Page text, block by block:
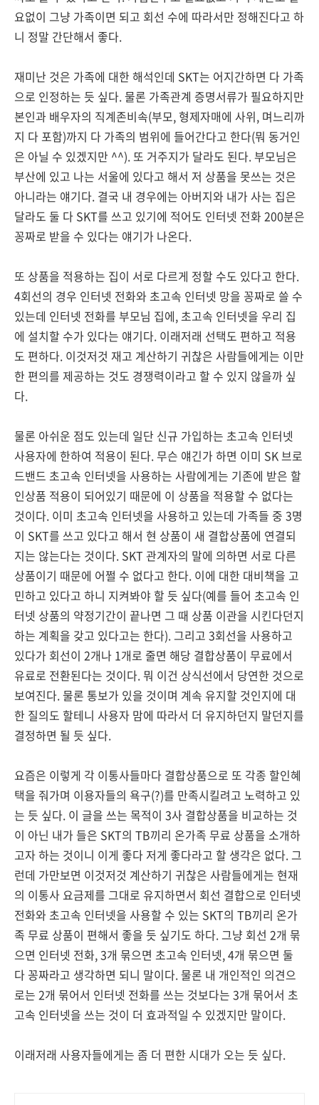
요없이 그냥 가족이면 되고 회선 수에 따라서만 정해진다고 하
니 정말 간단해서 좋다.
재미난 것은 가족에 대한 해석인데 SKT는 어지간하면 다 가족
으로 인정하는 듯 싶다. 물론 가족관계 증명서류가 필요하지만
본인과 배우자의 직계존비속(부모, 형제자매에 사위, 며느리까
지 다 포함)까지 다 가족의 범위에 들어간다고 한다(뭐 동거인
은 아닐 수 있겠지만 ^^). 또 거주지가 달라도 된다. 부모님은
부산에 있고 나는 서울에 있다고 해서 저 상품을 못쓰는 것은
아니라는 얘기다. 결국 내 경우에는 아버지와 내가 사는 집은
달라도 둘 다 SKT를 쓰고 있기에 적어도 인터넷 전화 200분은
꽁짜로 받을 수 있다는 얘기가 나온다.
또 상품을 적용하는 집이 서로 다르게 정할 수도 있다고 한다.
4회선의 경우 인터넷 전화와 초고속 인터넷 망을 꽁짜로 쓸 수
있는데 인터넷 전화를 부모님 집에, 초고속 인터넷을 우리 집
에 설치할 수가 있다는 얘기다. 이래저래 선택도 편하고 적용
도 편하다. 이것저것 재고 계산하기 귀찮은 사람들에게는 이만
한 편의를 제공하는 것도 경쟁력이라고 할 수 있지 않을까 싶
다.
물론 아쉬운 점도 있는데 일단 신규 가입하는 초고속 인터넷
사용자에 한하여 적용이 된다. 무슨 얘긴가 하면 이미 SK 브로
드밴드 초고속 인터넷을 사용하는 사람에게는 기존에 받은 할
인상품 적용이 되어있기 때문에 이 상품을 적용할 수 없다는
것이다. 이미 초고속 인터넷을 사용하고 있는데 가족들 중 3명
이 SKT를 쓰고 있다고 해서 현 상품이 새 결합상품에 연결되
지는 않는다는 것이다. SKT 관계자의 말에 의하면 서로 다른
상품이기 때문에 어쩔 수 없다고 한다. 이에 대한 대비책을 고
민하고 있다고 하니 지켜봐야 할 듯 싶다(예를 들어 초고속 인
터넷 상품의 약정기간이 끝나면 그 때 상품 이관을 시킨다던지
하는 계획을 갖고 있다고는 한다). 그리고 3회선을 사용하고
있다가 회선이 2개나 1개로 줄면 해당 결합상품이 무료에서
유료로 전환된다는 것이다. 뭐 이건 상식선에서 당연한 것으로
보여진다. 물론 통보가 있을 것이며 계속 유지할 것인지에 대
한 질의도 할테니 사용자 맘에 따라서 더 유지하던지 말던지를
결정하면 될 듯 싶다.
요즘은 이렇게 각 이통사들마다 결합상품으로 또 각종 할인혜
택을 줘가며 이용자들의 욕구(?)를 만족시킬려고 노력하고 있
는 듯 싶다. 이 글을 쓰는 목적이 3사 결합상품을 비교하는 것
이 아닌 내가 들은 SKT의 TB끼리 온가족 무료 상품을 소개하
고자 하는 것이니 이게 좋다 저게 좋다라고 할 생각은 없다. 그
런데 가만보면 이것저것 계산하기 귀찮은 사람들에게는 현재
의 이통사 요금제를 그대로 유지하면서 회선 결합으로 인터넷
전화와 초고속 인터넷을 사용할 수 있는 SKT의 TB끼리 온가
족 무료 상품이 편해서 좋을 듯 싶기도 하다. 그냥 회선 2개 묶
으면 인터넷 전화, 3개 묶으면 초고속 인터넷, 4개 묶으면 둘
다 꽁짜라고 생각하면 되니 말이다. 물론 내 개인적인 의견으
로는 2개 묶어서 인터넷 전화를 쓰는 것보다는 3개 묶어서 초
고속 인터넷을 쓰는 것이 더 효과적일 수 있겠지만 말이다.
이래저래 사용자들에게는 좀 더 편한 시대가 오는 듯 싶다.